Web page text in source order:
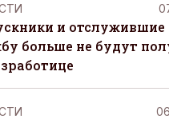
и отслужившие
больше не будут